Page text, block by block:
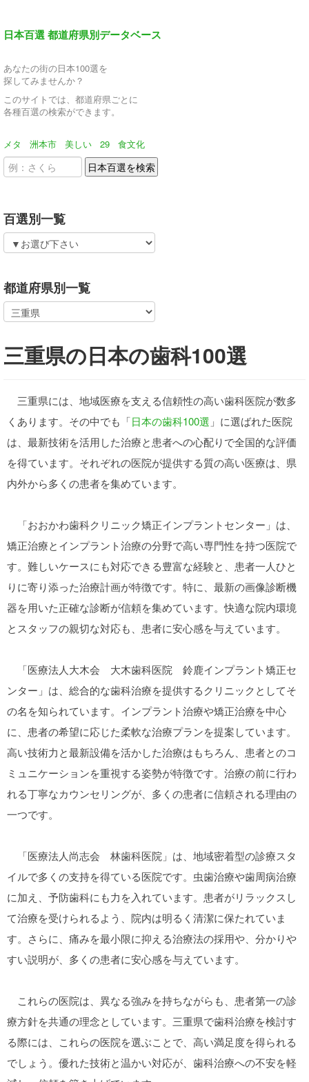
日本百選 都道府県別データベース
あなたの街の日本100選を
探してみませんか？
このサイトでは、都道府県ごとに
各種百選の検索ができます。
メタ 洲本市 美しい 29 食文化
百選別一覧
都道府県別一覧
三重県の日本の歯科100選
三重県には、地域医療を支える信頼性の高い歯科医院が数多
くあります。その中でも「日本の歯科100選 」に選ばれた医院
は、最新技術を活用した治療と患者への心配りで全国的な評価
を得ています。それぞれの医院が提供する質の高い医療は、県
内外から多くの患者を集めています。
「おおかわ歯科クリニック矯正インプラントセンター」は、
矯正治療とインプラント治療の分野で高い専門性を持つ医院で
す。難しいケースにも対応できる豊富な経験と、患者一人ひと
りに寄り添った治療計画が特徴です。特に、最新の画像診断機
器を用いた正確な診断が信頼を集めています。快適な院内環境
とスタッフの親切な対応も、患者に安心感を与えています。
「医療法人大木会 大木歯科医院 鈴鹿インプラント矯正セ
ンター」は、総合的な歯科治療を提供するクリニックとしてそ
の名を知られています。インプラント治療や矯正治療を中心
に、患者の希望に応じた柔軟な治療プランを提案しています。
高い技術力と最新設備を活かした治療はもちろん、患者とのコ
ミュニケーションを重視する姿勢が特徴です。治療の前に行わ
れる丁寧なカウンセリングが、多くの患者に信頼される理由の
一つです。
「医療法人尚志会 林歯科医院」は、地域密着型の診療スタ
イルで多くの支持を得ている医院です。虫歯治療や歯周病治療
に加え、予防歯科にも力を入れています。患者がリラックスし
て治療を受けられるよう、院内は明るく清潔に保たれていま
す。さらに、痛みを最小限に抑える治療法の採用や、分かりや
すい説明が、多くの患者に安心感を与えています。
これらの医院は、異なる強みを持ちながらも、患者第一の診
療方針を共通の理念としています。三重県で歯科治療を検討す
る際には、これらの医院を選ぶことで、高い満足度を得られる
でしょう。優れた技術と温かい対応が、歯科治療への不安を軽